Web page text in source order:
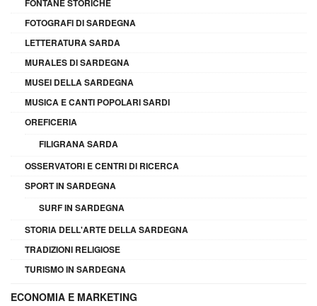
FONTANE STORICHE
FOTOGRAFI DI SARDEGNA
LETTERATURA SARDA
MURALES DI SARDEGNA
MUSEI DELLA SARDEGNA
MUSICA E CANTI POPOLARI SARDI
OREFICERIA
FILIGRANA SARDA
OSSERVATORI E CENTRI DI RICERCA
SPORT IN SARDEGNA
SURF IN SARDEGNA
STORIA DELL'ARTE DELLA SARDEGNA
TRADIZIONI RELIGIOSE
TURISMO IN SARDEGNA
ECONOMIA E MARKETING